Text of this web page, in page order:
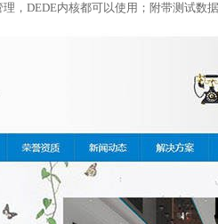
，DEDE内核都可以使用；附带测试数据